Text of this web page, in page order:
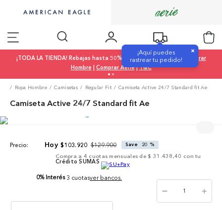
¡Aquí puedes
rastrear tu pedido!
×
¡TODA LA TIENDA! Rebajas hasta 50% OFF |Comprar Mujer|
Comprar
Hombre | Comprar Aerie|T&C
Ropa Hombre Camisetas Regular Fit Camiseta Active 24/7 Standard fit Ae
Camiseta Active 24/7 Standard fit Ae
Precio: $103. 920 $129.900 Save 20 %
Compra a 4 cuotas mensuales de $ 31.438,40 con tu
Crédito SUMAS
0% Interés 3 cuotasver bancos.
＋
－